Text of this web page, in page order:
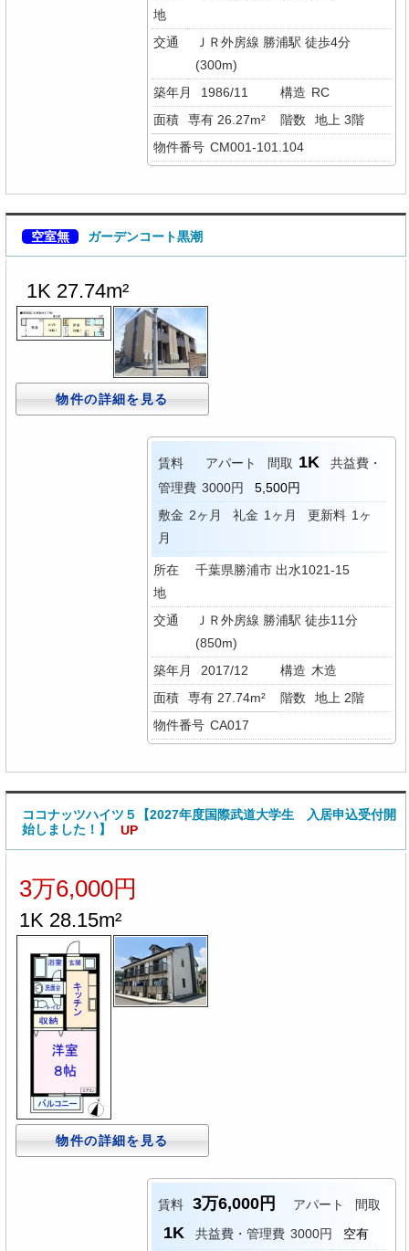
地
交通
ＪＲ外房線 勝浦駅 徒歩4分
(300m)
築年月
1986/11 構造 RC
面積
専有 26.27m² 階数
地上 3階
物件番号 CM001-101.104
空室無 ガーデンコート黒潮
1K 27.74m²
物件の詳細を見る
賃料 アパート 間取 1K
共益費・
管理費 3000円
5,500円
敷金 2ヶ月 礼金 1ヶ月 更新料 1ヶ
月
所在
地
千葉県勝浦市 出水1021-15
交通
ＪＲ外房線 勝浦駅 徒歩11分
(850m)
築年月
2017/12 構造 木造
面積
専有 27.74m² 階数
地上 2階
物件番号 CA017
ココナッツハイツ５【2027年度国際武道大学生 入居申込受付開
始しました！】
UP
3万6,000円
1K 28.15m²
物件の詳細を見る
賃料 3万6,000円 アパート 間取
1K 共益費・管理費 3000円 空有